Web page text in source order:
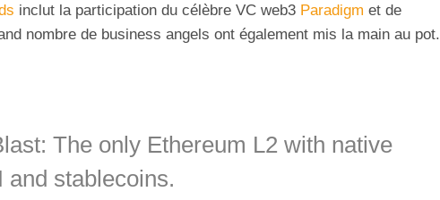
inclut la participation du célèbre VC web3 Paradigm et de
nombre de business angels ont également mis la main au pot.
The only Ethereum L2 with native
and stablecoins.